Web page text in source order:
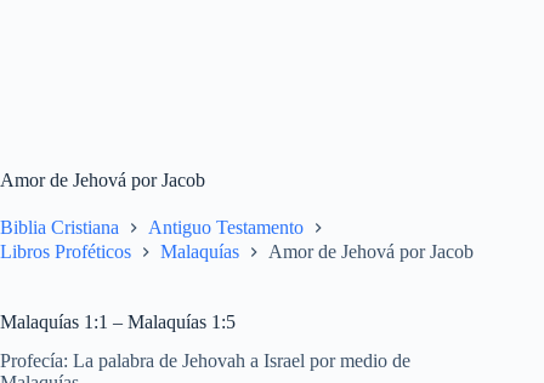
Amor de Jehová por Jacob
Biblia Cristiana
Antiguo Testamento
Libros Proféticos
Malaquías Amor de Jehová por Jacob
Malaquías 1:1 – Malaquías 1:5
Profecía: La palabra de Jehovah a Israel por medio de